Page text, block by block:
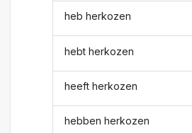
heb herkozen
hebt herkozen
heeft herkozen
hebben herkozen